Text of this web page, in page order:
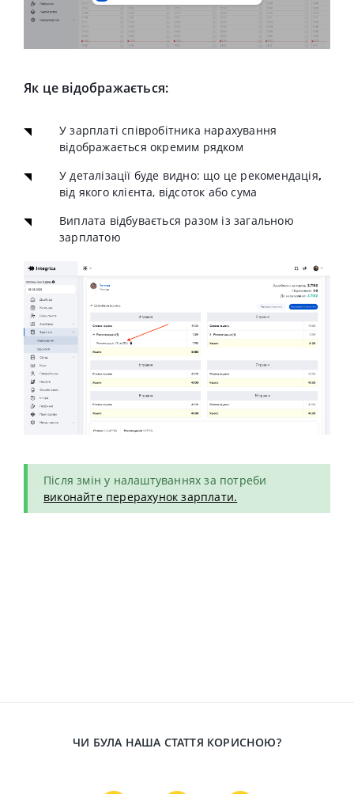
Як це відображається:
У зарплаті співробітника нарахування
відображається окремим рядком
У деталізації буде видно: що це рекомендація,
від якого клієнта, відсоток або сума
Виплата відбувається разом із загальною
зарплатою
Після змін у налаштуваннях за потреби
виконайте перерахунок зарплати.
ЧИ БУЛА НАША СТАТТЯ КОРИСНОЮ?